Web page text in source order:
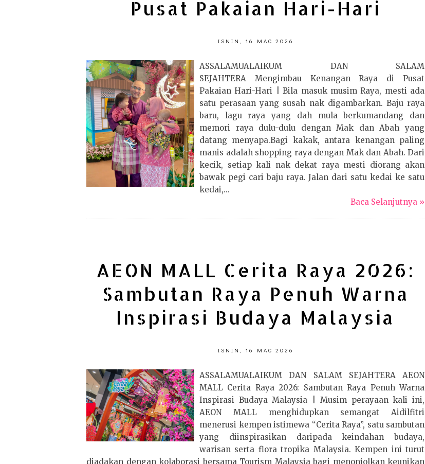
Pusat Pakaian Hari-Hari
ISNIN, 16 MAC 2026
ASSALAMUALAIKUM DAN SALAM
SEJAHTERA Mengimbau Kenangan Raya di Pusat
Pakaian Hari-Hari | Bila masuk musim Raya, mesti ada
satu perasaan yang susah nak digambarkan. Baju raya
baru, lagu raya yang dah mula berkumandang dan
memori raya dulu-dulu dengan Mak dan Abah yang
datang menyapa.Bagi kakak, antara kenangan paling
manis adalah shopping raya dengan Mak dan Abah. Dari
kecik, setiap kali nak dekat raya mesti diorang akan
bawak pegi cari baju raya. Jalan dari satu kedai ke satu
kedai,...
Baca Selanjutnya »
AEON MALL Cerita Raya 2026:
Sambutan Raya Penuh Warna
Inspirasi Budaya Malaysia
ISNIN, 16 MAC 2026
ASSALAMUALAIKUM DAN SALAM SEJAHTERA AEON
MALL Cerita Raya 2026: Sambutan Raya Penuh Warna
Inspirasi Budaya Malaysia | Musim perayaan kali ini,
AEON MALL menghidupkan semangat Aidilfitri
menerusi kempen istimewa “Cerita Raya”, satu sambutan
yang diinspirasikan daripada keindahan budaya,
warisan serta flora tropika Malaysia. Kempen ini turut
diadakan dengan kolaborasi bersama Tourism Malaysia bagi menonjolkan keunikan